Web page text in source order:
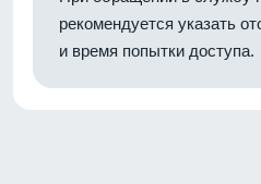
рекомендуется указать
и время попытки доступа.